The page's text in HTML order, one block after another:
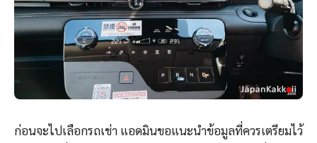
ก่อนจะไปเลือกรถเช่า แอดมินขอแนะนำข้อมูลที่ควรเตรียมไว้